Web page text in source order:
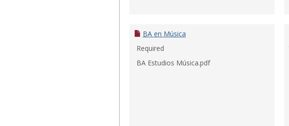
BA en Música
Required
BA Estudios Música.pdf